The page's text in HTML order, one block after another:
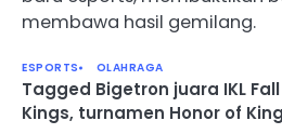
membawa hasil gemilang.
ESPORTS OLAHRAGA
Tagged Bigetron juara IKL
Kings, turnamen Honor of